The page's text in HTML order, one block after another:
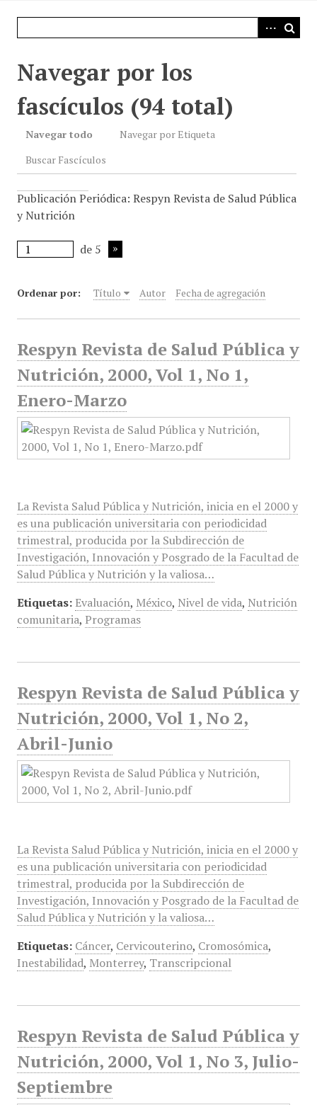
Navegar por los
fascículos (94 total)
Navegar todo
Navegar por Etiqueta
Buscar Fascículos
Publicación Periódica: Respyn Revista de Salud Pública
y Nutrición
de 5
Ordenar por: Título Autor Fecha de agregación
Respyn Revista de Salud Pública y
Nutrición, 2000, Vol 1, No 1,
Enero-Marzo
La Revista Salud Pública y Nutrición, inicia en el 2000 y
es una publicación universitaria con periodicidad
trimestral, producida por la Subdirección de
Investigación, Innovación y Posgrado de la Facultad de
Salud Pública y Nutrición y la valiosa…
Etiquetas: Evaluación, México, Nivel de vida, Nutrición
comunitaria, Programas
Respyn Revista de Salud Pública y
Nutrición, 2000, Vol 1, No 2,
Abril-Junio
La Revista Salud Pública y Nutrición, inicia en el 2000 y
es una publicación universitaria con periodicidad
trimestral, producida por la Subdirección de
Investigación, Innovación y Posgrado de la Facultad de
Salud Pública y Nutrición y la valiosa…
Etiquetas: Cáncer, Cervicouterino, Cromosómica,
Inestabilidad, Monterrey, Transcripcional
Respyn Revista de Salud Pública y
Nutrición, 2000, Vol 1, No 3, Julio-
Septiembre